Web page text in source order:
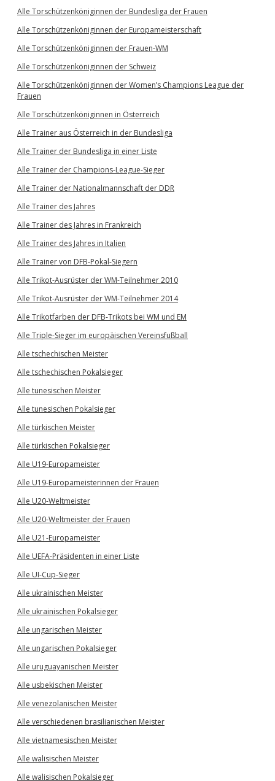
Alle Torschützenköniginnen der Bundesliga der Frauen
Alle Torschützenköniginnen der Europameisterschaft
Alle Torschützenköniginnen der Frauen-WM
Alle Torschützenköniginnen der Schweiz
Alle Torschützenköniginnen der Women’s Champions League der
Frauen
Alle Torschützenköniginnen in Österreich
Alle Trainer aus Österreich in der Bundesliga
Alle Trainer der Bundesliga in einer Liste
Alle Trainer der Champions-League-Sieger
Alle Trainer der Nationalmannschaft der DDR
Alle Trainer des Jahres
Alle Trainer des Jahres in Frankreich
Alle Trainer des Jahres in Italien
Alle Trainer von DFB-Pokal-Siegern
Alle Trikot-Ausrüster der WM-Teilnehmer 2010
Alle Trikot-Ausrüster der WM-Teilnehmer 2014
Alle Trikotfarben der DFB-Trikots bei WM und EM
Alle Triple-Sieger im europäischen Vereinsfußball
Alle tschechischen Meister
Alle tschechischen Pokalsieger
Alle tunesischen Meister
Alle tunesischen Pokalsieger
Alle türkischen Meister
Alle türkischen Pokalsieger
Alle U19-Europameister
Alle U19-Europameisterinnen der Frauen
Alle U20-Weltmeister
Alle U20-Weltmeister der Frauen
Alle U21-Europameister
Alle UEFA-Präsidenten in einer Liste
Alle UI-Cup-Sieger
Alle ukrainischen Meister
Alle ukrainischen Pokalsieger
Alle ungarischen Meister
Alle ungarischen Pokalsieger
Alle uruguayanischen Meister
Alle usbekischen Meister
Alle venezolanischen Meister
Alle verschiedenen brasilianischen Meister
Alle vietnamesischen Meister
Alle walisischen Meister
Alle walisischen Pokalsieger